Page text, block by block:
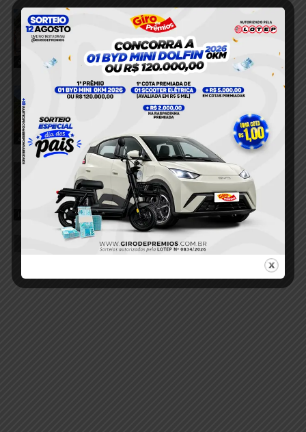
acidente
VÍDEO; Dois acidentes mobilizam
equipes de resgate e deixam três
feridos em Itaituba
8 de agosto de 2026
acidente
VÍDEO; Motorista perde controle e
caminhonete tomba na Estrada Norte-
8 de agosto de 2026
VÍDEO; Jovem de 20 anos denuncia
tentativa de estupro dentro de casa em
comunidade rural de Itaituba
8 de agosto de 2026